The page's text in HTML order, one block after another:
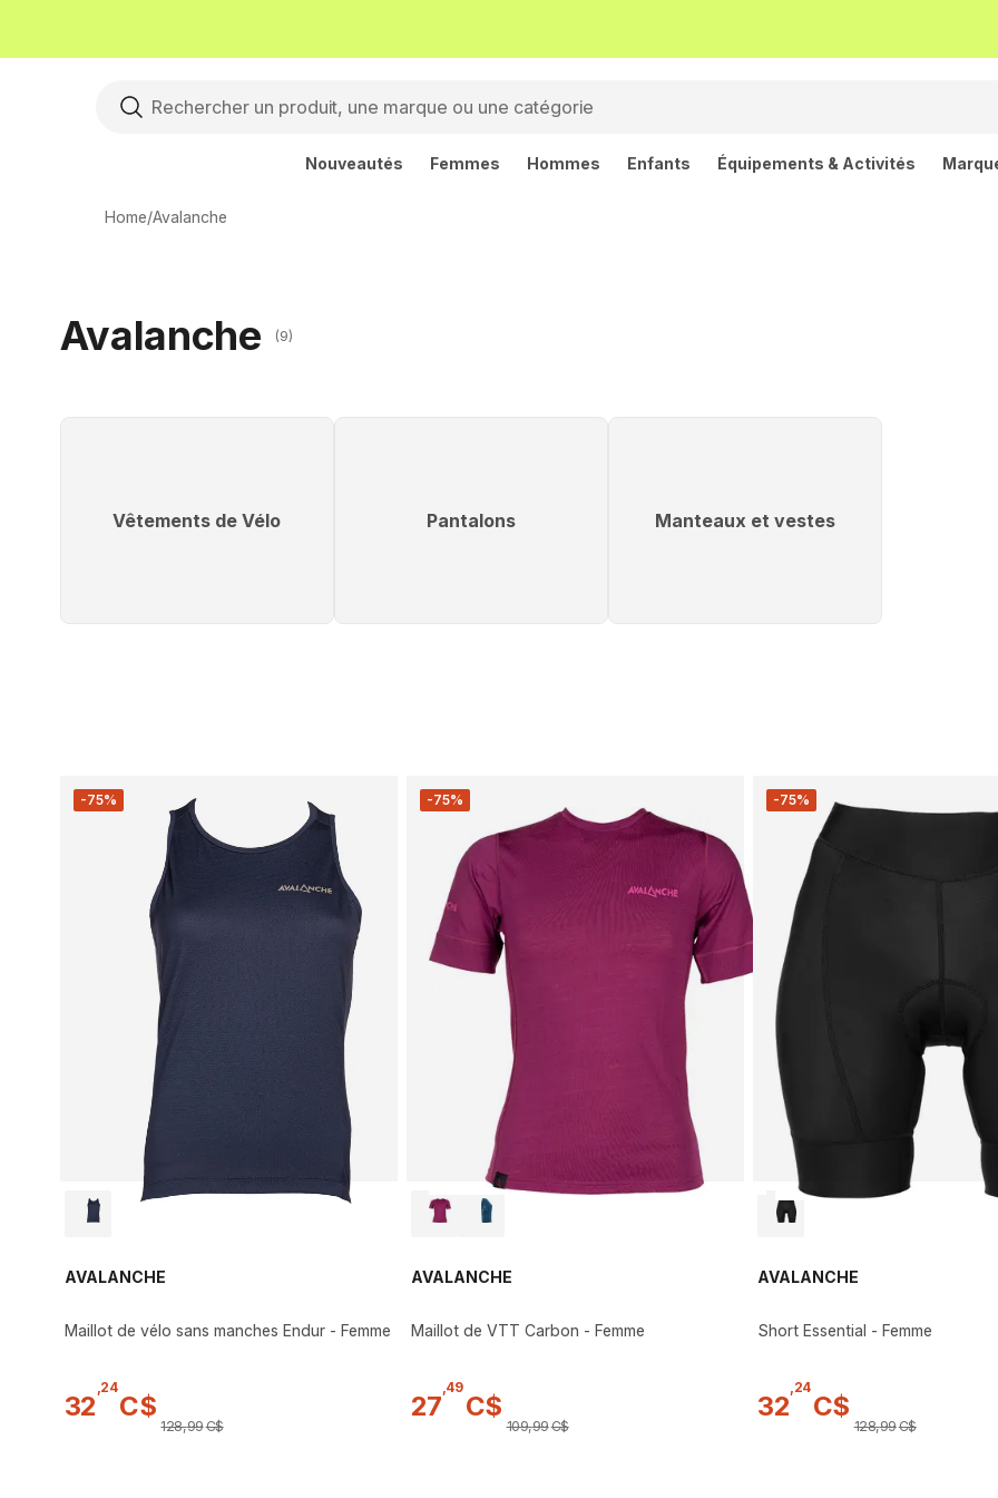
Nouveautés Femmes Hommes Enfants Équipements & Activités
Home/Avalanche
Avalanche (9)
Vêtements de Vélo Pantalons Manteaux et vestes
-75%
AVALANCHE
Maillot de vélo sans manches Endur - Femme
32
24
C$
128,99C$
-75%
AVALANCHE
Maillot de VTT Carbon - Femme
27
49
C$
109,99C$
-75%
AVALANCHE
Short Essential - Femme
32
24
C$
128,99C$